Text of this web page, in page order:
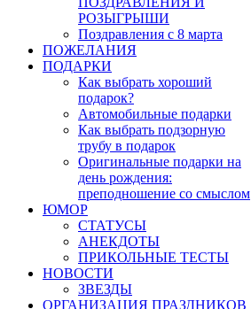
РОЗЫГРЫШИ
Поздравления с 8 марта
ПОЖЕЛАНИЯ
ПОДАРКИ
Как выбрать хороший
подарок?
Автомобильные подарки
Как выбрать подзорную
трубу в подарок
Оригинальные подарки на
день рождения:
преподношение со смыслом
ЮМОР
СТАТУСЫ
АНЕКДОТЫ
ПРИКОЛЬНЫЕ ТЕСТЫ
НОВОСТИ
ЗВЕЗДЫ
ОРГАНИЗАЦИЯ ПРАЗДНИКОВ